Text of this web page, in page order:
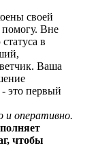
своей
помогу. Вне
в
Ваша
это первый
и оперативно.
чтобы